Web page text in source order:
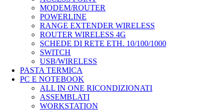
MODEM/ROUTER
POWERLINE
RANGE EXTENDER WIRELESS
ROUTER WIRELESS 4G
SCHEDE DI RETE ETH. 10/100/1000
SWITCH
USB/WIRELESS
PASTA TERMICA
PC E NOTEBOOK
ALL IN ONE RICONDIZIONATI
ASSEMBLATI
WORKSTATION